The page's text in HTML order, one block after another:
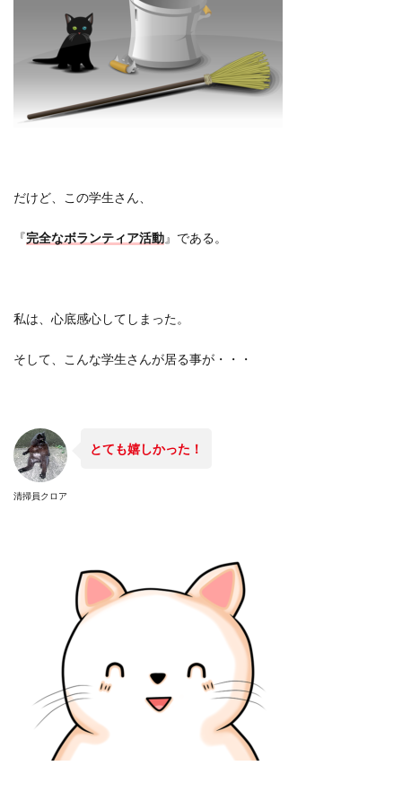
だけど、この学生さん、
『完全なボランティア活動』である。
私は、心底感心してしまった。
そして、こんな学生さんが居る事が・・・
清掃員クロア
とても嬉しかった！